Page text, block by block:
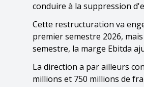
conduire à la suppression
Cette restructuration va
premier semestre 2026,
semestre, la marge Ebitda
La direction a par ailleurs
millions et 750 millions de